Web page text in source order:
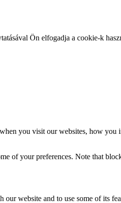
Ön elfogadja a cookie-k
you visit our websites, how
of your preferences. Note that
website and to use some of its